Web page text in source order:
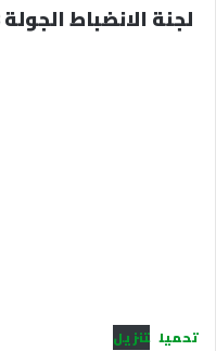
لجنة الانضباط الجولة 18
تحميل تنزيل